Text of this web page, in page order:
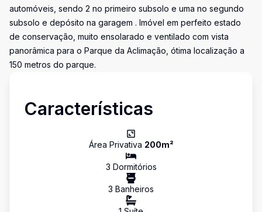
automóveis, sendo 2 no primeiro subsolo e uma no segundo
subsolo e depósito na garagem . Imóvel em perfeito estado
de conservação, muito ensolarado e ventilado com vista
panorâmica para o Parque da Aclimação, ótima localização a
150 metros do parque.
Características
Área Privativa 200m²
3 Dormitórios
3 Banheiros